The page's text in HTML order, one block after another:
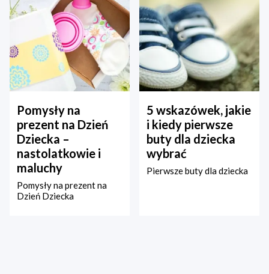
Pomysły na
prezent na Dzień
Dziecka –
nastolatkowie i
maluchy
Pomysły na prezent na
Dzień Dziecka
5 wskazówek, jakie
i kiedy pierwsze
buty dla dziecka
wybrać
Pierwsze buty dla dziecka